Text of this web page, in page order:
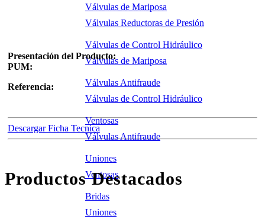
Válvulas Reductoras de Presión
Válvulas de Mariposa
Válvulas de Control Hidráulico
Válvulas Antifraude
Ventosas
Uniones
Válvulas de Mariposa
Válvulas de Control Hidráulico
Válvulas Antifraude
Ventosas
Uniones
Bridas
Presentación del Producto:
PUM:
Referencia:
Descargar Ficha Tecnica
Productos Destacados